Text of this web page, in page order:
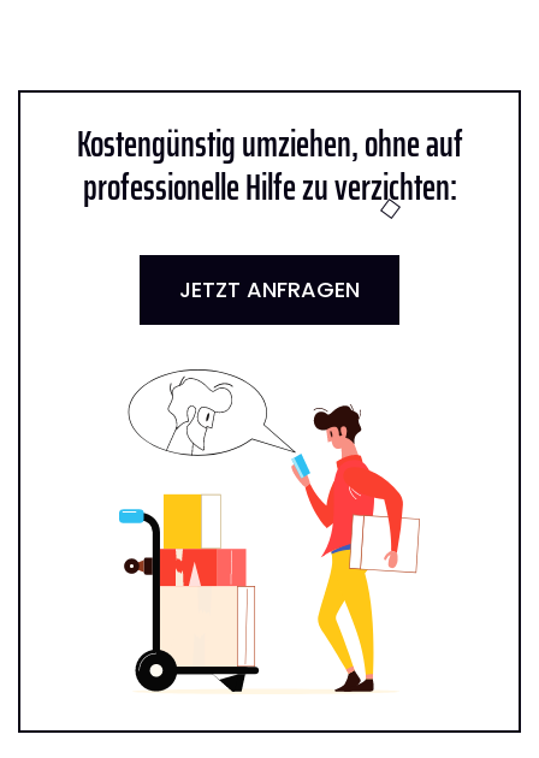
Kostengünstig umziehen, ohne auf
professionelle Hilfe zu verzichten:
JETZT ANFRAGEN